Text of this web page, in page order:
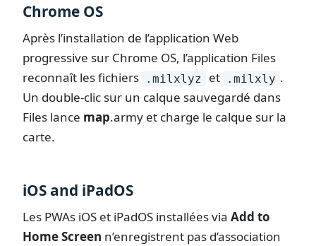
Chrome OS
Après l’installation de l’application Web
progressive sur Chrome OS, l’application Files
reconnaît les fichiers
.milxlyz et .milxly .
Un double-clic sur un calque sauvegardé dans
Files lance map.army et charge le calque sur la
carte.
iOS and iPadOS
Les PWAs iOS et iPadOS installées via Add to
Home Screen n’enregistrent pas d’association